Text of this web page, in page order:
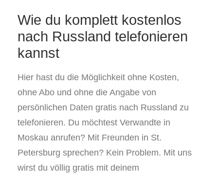
Wie du komplett kostenlos
nach Russland telefonieren
kannst
Hier hast du die Möglichkeit ohne Kosten,
ohne Abo und ohne die Angabe von
persönlichen Daten gratis nach Russland zu
telefonieren. Du möchtest Verwandte in
Moskau anrufen? Mit Freunden in St.
Petersburg sprechen? Kein Problem. Mit uns
wirst du völlig gratis mit deinem